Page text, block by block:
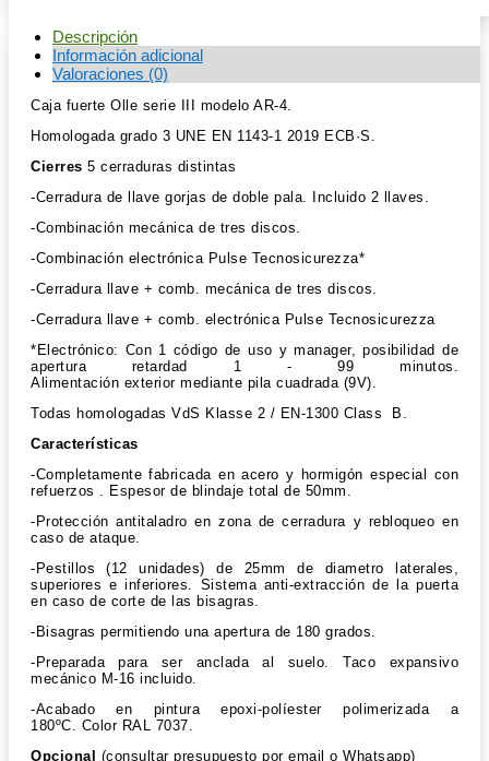
Descripción
Información adicional
Valoraciones (0)
Caja fuerte Olle serie III modelo AR-4.
Homologada grado 3 UNE EN 1143-1 2019 ECB·S.
Cierres 5 cerraduras distintas
-Cerradura de llave gorjas de doble pala. Incluido 2 llaves.
-Combinación mecánica de tres discos.
-Combinación electrónica Pulse Tecnosicurezza*
-Cerradura llave + comb. mecánica de tres discos.
-Cerradura llave + comb. electrónica Pulse Tecnosicurezza
*Electrónico: Con 1 código de uso y manager, posibilidad de
apertura retardad 1 - 99 minutos.
Alimentación exterior mediante pila cuadrada (9V).
Todas homologadas VdS Klasse 2 / EN-1300 Class B.
Características
-Completamente fabricada en acero y hormigón especial con
refuerzos . Espesor de blindaje total de 50mm.
-Protección antitaladro en zona de cerradura y rebloqueo en
caso de ataque.
-Pestillos (12 unidades) de 25mm de diametro laterales,
superiores e inferiores. Sistema anti-extracción de la puerta
en caso de corte de las bisagras.
-Bisagras permitiendo una apertura de 180 grados.
-Preparada para ser anclada al suelo. Taco expansivo
mecánico M-16 incluido.
-Acabado en pintura epoxi-políester polimerizada a
180ºC. Color RAL 7037.
Opcional (consultar presupuesto por email o Whatsapp)